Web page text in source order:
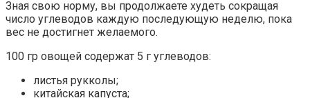
Зная свою норму, вы продолжаете худеть сокращая
число углеводов каждую последующую неделю, пока
вес не достигнет желаемого.
100 гр овощей содержат 5 г углеводов:
листья рукколы;
китайская капуста;